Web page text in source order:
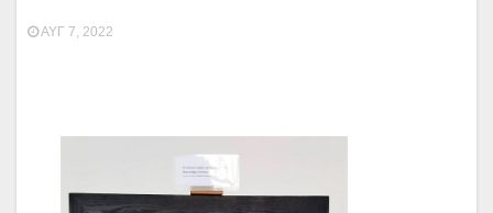
ΑΥΓ 7, 2022